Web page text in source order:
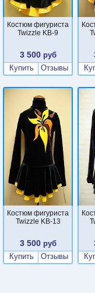
Костюм фигуриста
Twizzle KB-9
3 500руб
Купить
Отзывы
Костюм фигуриста
Twizzle KB-13
3 500руб
Купить
Отзывы